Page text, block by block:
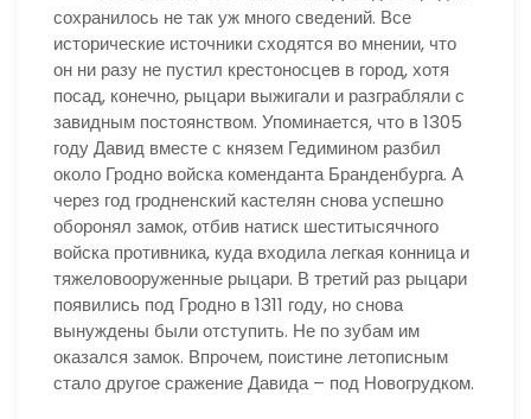
сохранилось не так уж много сведений. Все
исторические источники сходятся во мнении, что
он ни разу не пустил крестоносцев в город, хотя
посад, конечно, рыцари выжигали и разграбляли с
завидным постоянством. Упоминается, что в 1305
году Давид вместе с князем Гедимином разбил
около Гродно войска коменданта Бранденбурга. А
через год гродненский кастелян снова успешно
оборонял замок, отбив натиск шеститысячного
войска противника, куда входила легкая конница и
тяжеловооруженные рыцари. В третий раз рыцари
появились под Гродно в 1311 году, но снова
вынуждены были отступить. Не по зубам им
оказался замок. Впрочем, поистине летописным
стало другое сражение Давида – под Новогрудком.